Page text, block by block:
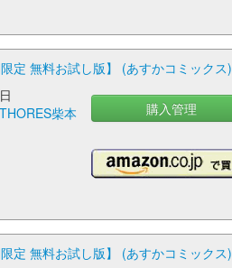
定 無料お試し版】 (あすかコミックス)
THORES柴本
購入管理
定 無料お試し版】 (あすかコミックス)